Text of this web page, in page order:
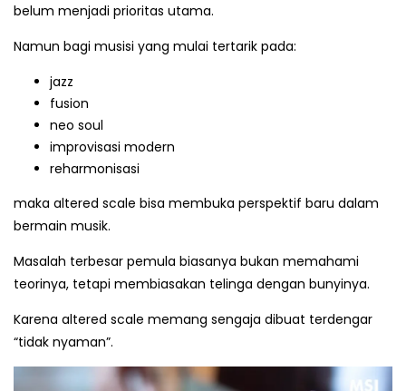
belum menjadi prioritas utama.
Namun bagi musisi yang mulai tertarik pada:
jazz
fusion
neo soul
improvisasi modern
reharmonisasi
maka altered scale bisa membuka perspektif baru dalam
bermain musik.
Masalah terbesar pemula biasanya bukan memahami
teorinya, tetapi membiasakan telinga dengan bunyinya.
Karena altered scale memang sengaja dibuat terdengar
“tidak nyaman”.